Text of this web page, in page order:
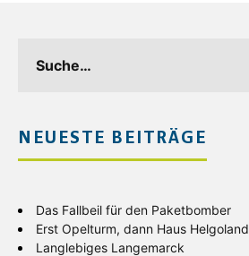
NEUESTE BEITRÄGE
Das Fallbeil für den Paketbomber
Erst Opelturm, dann Haus Helgoland
Langlebiges Langemarck